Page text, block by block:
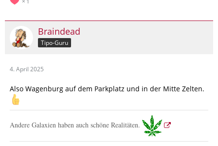
Braindead
Tipo-Guru
4. April 2025
Also Wagenburg auf dem Parkplatz und in der Mitte Zelten.
Andere Galaxien haben auch schöne Realitäten.